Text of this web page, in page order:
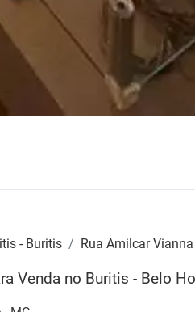
- Buritis Rua Amilcar
Venda no Buritis - Belo